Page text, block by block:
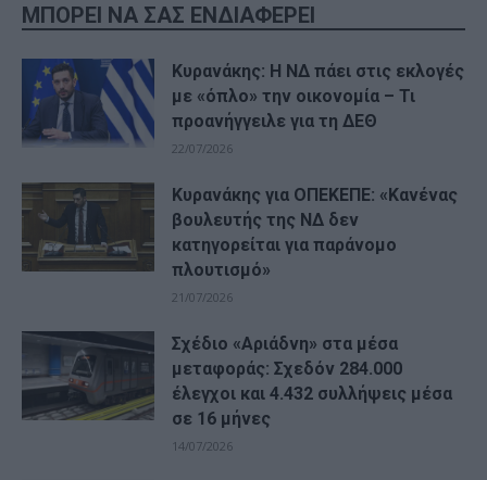
ΜΠΟΡΕΙ ΝΑ ΣΑΣ ΕΝΔΙΑΦΕΡΕΙ
Κυρανάκης: Η ΝΔ πάει στις εκλογές
με «όπλο» την οικονομία – Τι
προανήγγειλε για τη ΔΕΘ
22/07/2026
Κυρανάκης για ΟΠΕΚΕΠΕ: «Κανένας
βουλευτής της ΝΔ δεν
κατηγορείται για παράνομο
πλουτισμό»
21/07/2026
Σχέδιο «Αριάδνη» στα μέσα
μεταφοράς: Σχεδόν 284.000
έλεγχοι και 4.432 συλλήψεις μέσα
σε 16 μήνες
14/07/2026